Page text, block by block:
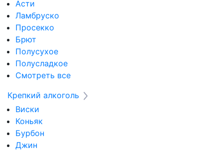
Асти
Ламбруско
Просекко
Брют
Полусухое
Полусладкое
Смотреть все
Крепкий алкоголь
Виски
Коньяк
Бурбон
Джин